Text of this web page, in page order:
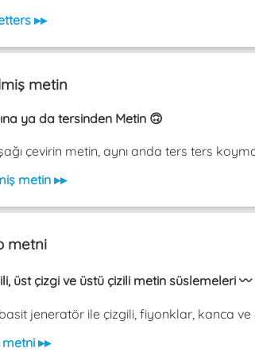
▸▸
metin
ya da tersinden Metin 🙃
çevirin metin, aynı anda ters ters
metin ▸▸
metni
üst çizgi ve üstü çizili metin süslemeleri 〰️
jeneratör ile çizgili, fiyonklar, kanca ve
▸▸